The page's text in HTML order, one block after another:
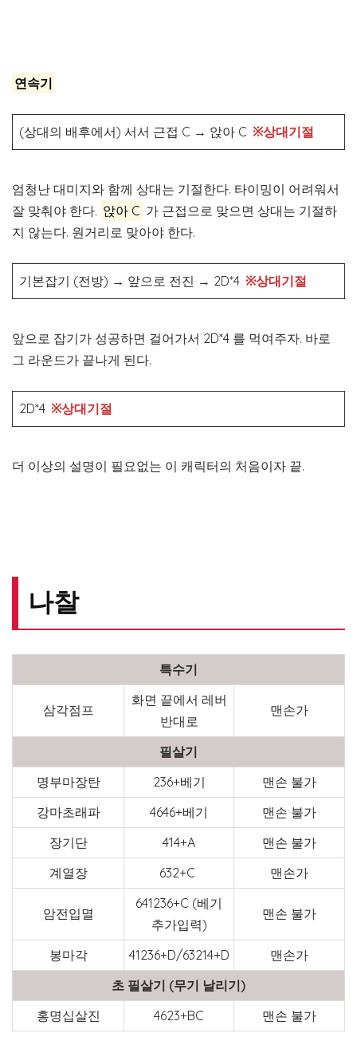
연속기
(상대의 배후에서) 서서 근접 C → 앉아 C ※상대기절
엄청난 대미지와 함께 상대는 기절한다. 타이밍이 어려워서
잘 맞춰야 한다. 앉아 C 가 근접으로 맞으면 상대는 기절하
지 않는다. 원거리로 맞아야 한다.
기본잡기 (전방) → 앞으로 전진 → 2D*4 ※상대기절
앞으로 잡기가 성공하면 걸어가서 2D*4 를 먹여주자. 바로
그 라운드가 끝나게 된다.
2D*4 ※상대기절
더 이상의 설명이 필요없는 이 캐릭터의 처음이자 끝.
나찰
특수기
삼각점프
화면 끝에서 레버
반대로
맨손가
필살기
명부마장탄
236+베기
맨손 불가
강마초래파
4646+베기
맨손 불가
장기단
414+A
맨손 불가
계열장
632+C 맨손가
암전입멸
641236+C (베기
추가입력)
맨손 불가
봉마각 41236+D/63214+D
맨손가
초 필살기 (무기 날리기)
홍명십살진
4623+BC 맨손 불가